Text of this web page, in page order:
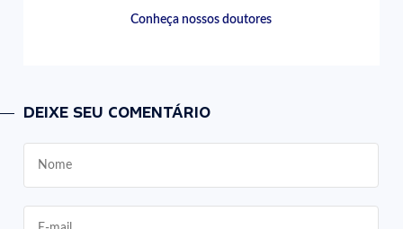
Conheça nossos doutores
DEIXE SEU COMENTÁRIO